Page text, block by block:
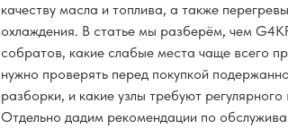
качеству масла и топлива, а также
охлаждения. В статье мы разберём, чем
собратов, какие слабые места чаще всего
нужно проверять перед покупкой
разборки, и какие узлы требуют
Отдельно дадим рекомендации по